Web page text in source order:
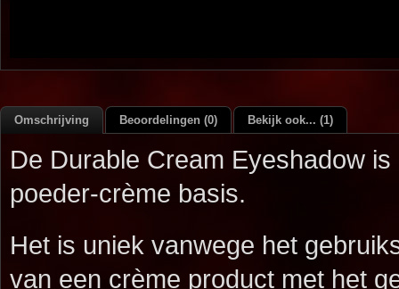
Omschrijving Beoordelingen (0) Bekijk ook... (1)
De Durable Cream Eyeshadow
poeder-crème basis.
Het is uniek vanwege het
van een crème product met het